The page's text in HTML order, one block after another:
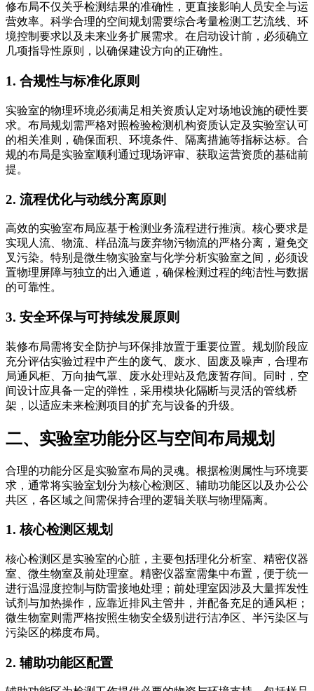
修布局不仅关乎检测结果的准确性，更直接影响人员安全与运
营效率。科学合理的空间规划需要综合考量检测工艺流线、环
境控制要求以及未来业务扩展需求。在启动设计前，必须确立
几项指导性原则，以确保建设方向的正确性。
1. 合规性与标准化原则
实验室的物理环境必须满足相关资质认定对场地设施的硬性要
求。布局规划需严格对照检验检测机构资质认定及实验室认可
的相关准则，确保面积、环境条件、隔离措施等指标达标。合
规的布局是实验室顺利通过现场评审、获取运营资质的基础前
提。
2. 流程优化与动线分离原则
高效的实验室布局应基于检测业务流程进行推演。核心要求是
实现人流、物流、样品流与废弃物污物流的严格分离，避免交
叉污染。特别是微生物实验室与化学分析实验室之间，必须设
置物理屏障与独立的出入通道，确保检测过程的纯洁性与数据
的可靠性。
3. 安全环保与可持续发展原则
装修布局需将安全防护与环保排放置于重要位置。规划阶段应
充分评估实验过程中产生的废气、废水、固废及噪声，合理布
局通风柜、万向抽气罩、废水处理站及危废暂存间。同时，空
间设计应具备一定的弹性，采用模块化隔断与灵活的管线桥
架，以适应未来检测项目的扩充与设备的升级。
二、实验室功能分区与空间布局规划
合理的功能分区是实验室布局的灵魂。根据检测属性与环境要
求，通常将实验室划分为核心检测区、辅助功能区以及办公公
共区，各区域之间需保持合理的逻辑关联与物理隔离。
1. 核心检测区规划
核心检测区是实验室的心脏，主要包括理化分析室、精密仪器
室、微生物室及前处理室。精密仪器室需集中布置，便于统一
进行温湿度控制与防雷接地处理；前处理室因涉及大量挥发性
试剂与加热操作，应靠近排风主管井，并配备充足的通风柜；
微生物室则需严格按照生物安全级别进行洁净区、半污染区与
污染区的梯度布局。
2. 辅助功能区配置